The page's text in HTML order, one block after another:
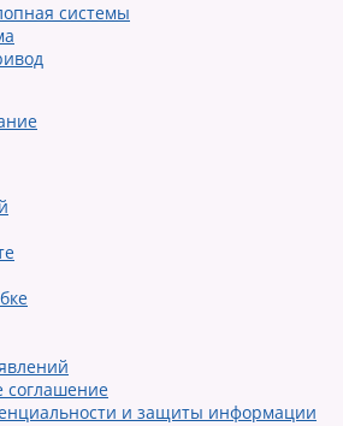
системы
соглашение
и защиты информации